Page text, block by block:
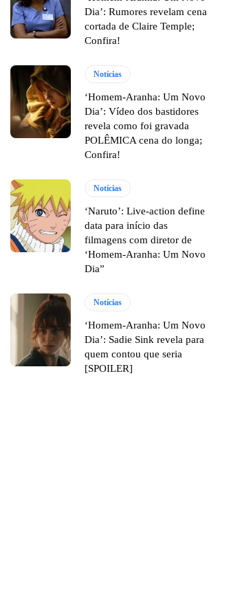
Dia’: Rumores revelam cena
cortada de Claire Temple;
Confira!
Notícias
‘Homem-Aranha: Um Novo
Dia’: Vídeo dos bastidores
revela como foi gravada
POLÊMICA cena do longa;
Confira!
Notícias
‘Naruto’: Live-action define
data para início das
filmagens com diretor de
‘Homem-Aranha: Um Novo
Dia”
Notícias
‘Homem-Aranha: Um Novo
Dia’: Sadie Sink revela para
quem contou que seria
[SPOILER]